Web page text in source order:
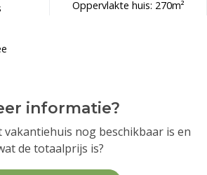
Oppervlakte huis: 270m²
informatie?
vakantiehuis nog beschikbaar is en
de totaalprijs is?